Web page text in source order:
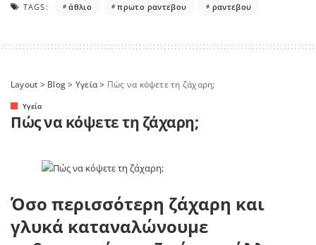
TAGS: άθλιο πρωτο ραντεβου ραντεβου
Layout > Blog> Yγεία> Πώς να κόψετε τη ζάχαρη;
Yγεία
Πώς να κόψετε τη ζάχαρη;
Όσο περισσότερη ζάχαρη και
γλυκά καταναλώνουμε